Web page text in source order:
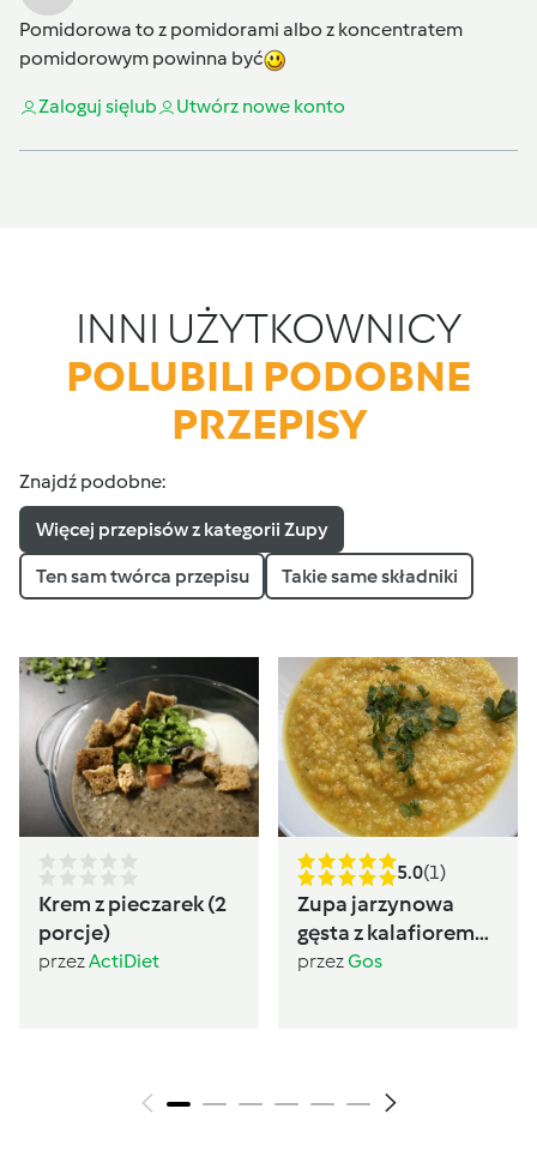
Pomidorowa to z pomidorami albo z koncentratem
pomidorowym powinna być
Zaloguj sięlub Utwórz nowe konto
INNI UŻYTKOWNICY
POLUBILI PODOBNE
PRZEPISY
Znajdź podobne:
Więcej przepisów z kategorii Zupy
Ten sam twórca przepisu Takie same składniki
Krem z pieczarek (2
porcje)
przezActiDiet
5.0(1)
Zupa jarzynowa
gęsta z kalafiorem
(post Dąbrowskiej)
przezGos